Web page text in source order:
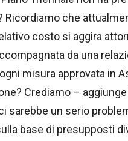
Ricordiamo che
costo si aggira
da una
misura approvata in
Crediamo –
sarebbe un serio
base di presupposti